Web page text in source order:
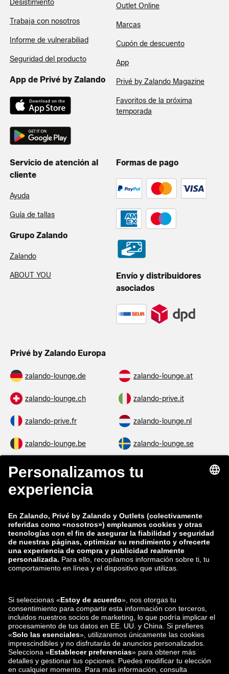
Desistimiento
Trabaja con nosotros
Informe de vulnerabiliad
Seguridad del producto
App de Privé by Zalando
Outlet Online
Marcas
Cupón de descuento
App
Privé by Zalando Magazine
Favoritos de la próxima
temporada
Servicio de atención al
cliente
Ayuda
Guía de tallas
Grupo Zalando
Zalando
ABOUT YOU
Formas de pago
Envío y distribuidores
asociados
Privé by Zalando Europa
zalando-lounge.de zalando-lounge.at
zalando-lounge.ch zalando-prive.it
zalando-prive.fr zalando-lounge.nl
zalando-lounge.be zalando-lounge.se
zalando-lounge.fi
zalando-lounge.co.uk
zalando-prive.es zalando-lounge.cz
zalando-lounge.lt zalando-lounge.sk
zalando-lounge.ro zalando-lounge.hr
zalando-lounge.lu zalando-lounge.ee
zalando-lounge.lv zalando-lounge.no
También nos